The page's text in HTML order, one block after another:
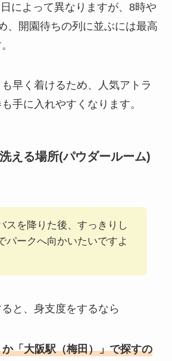
によって異なりますが、8時や
、開園待ちの列に並ぶには最高
早く着けるため、人気アトラ
手に入れやすくなります。
える場所(パウダールーム)
スを降りた後、すっきりし
パークへ向かいたいですよ
と、身支度をするなら
「大阪駅（梅田）」で探すの